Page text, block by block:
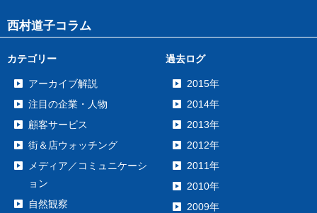
西村道子コラム
カテゴリー
アーカイブ解説
注目の企業・人物
顧客サービス
街＆店ウォッチング
メディア／コミュニケーシ
ョン
自然観察
過去ログ
2015年
2014年
2013年
2012年
2011年
2010年
2009年